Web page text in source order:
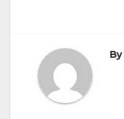
By